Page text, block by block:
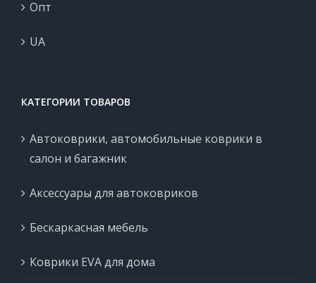
Опт
UA
КАТЕГОРИИ ТОВАРОВ
Автоковрики, автомобильные коврики в
салон и багажник
Аксессуары для автоковриков
Бескаркасная мебель
Коврики EVA для дома